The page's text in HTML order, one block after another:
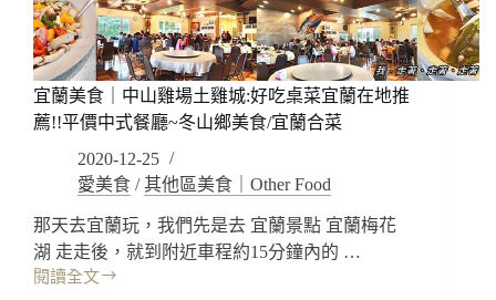
獅
仔
頭
山
小
百
順
路
來
吃
宜蘭美食｜中山雞場土雞城:好吃桌菜宜蘭在地推
薦!!平價中式餐廳~冬山鄉美食/宜蘭合菜
2020-12-25
愛美食 /其他區美食｜Other Food
那天去宜蘭玩，我們先是去 宜蘭景點 宜蘭梅花
湖 走走後，就到附近車程約15分鐘內的 …
閱讀全文
宜